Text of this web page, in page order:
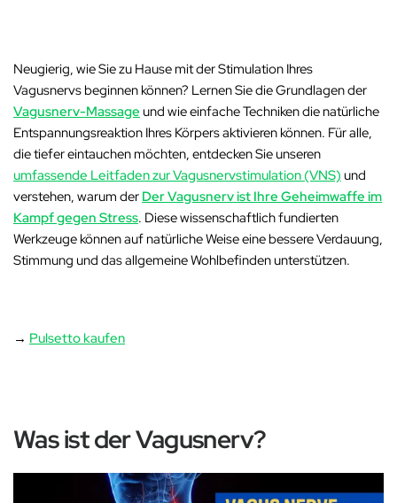
Neugierig, wie Sie zu Hause mit der Stimulation Ihres
Vagusnervs beginnen können? Lernen Sie die Grundlagen der
Vagusnerv-Massage und wie einfache Techniken die natürliche
Entspannungsreaktion Ihres Körpers aktivieren können. Für alle,
die tiefer eintauchen möchten, entdecken Sie unseren
umfassende Leitfaden zur Vagusnervstimulation (VNS) und
verstehen, warum der Der Vagusnerv ist Ihre Geheimwaffe im
Kampf gegen Stress. Diese wissenschaftlich fundierten
Werkzeuge können auf natürliche Weise eine bessere Verdauung,
Stimmung und das allgemeine Wohlbefinden unterstützen.
→ Pulsetto kaufen
Was ist der Vagusnerv?